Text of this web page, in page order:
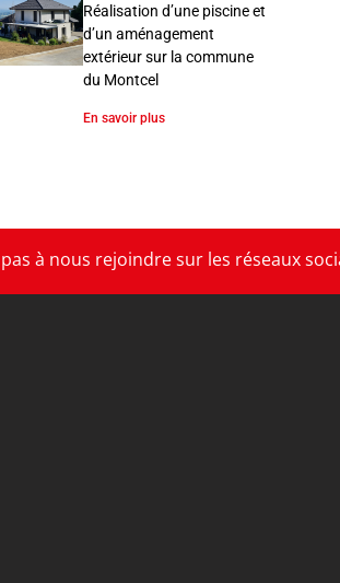
Réalisation d’une piscine et
d’un aménagement
extérieur sur la commune
du Montcel
En savoir plus
pas à nous rejoindre sur les réseaux